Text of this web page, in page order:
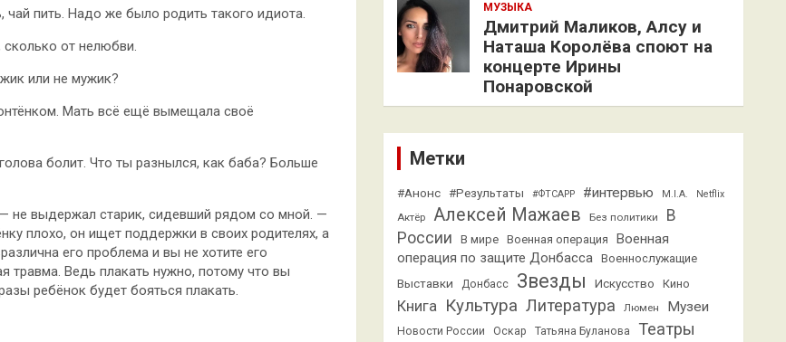
пить. Надо же было родить такого идиота.
от нелюбви.
или не мужик?
Мать всё ещё вымещала своё
болит. Что ты разнылся, как баба? Больше
не выдержал старик, сидевший рядом со мной. —
плохо, он ищет поддержки в своих родителях, а
его проблема и вы не хотите его
травма. Ведь плакать нужно, потому что вы
ребёнок будет бояться плакать.
МУЗЫКА
Дмитрий Маликов, Алсу и
Наташа Королёва споют на
концерте Ирины
Понаровской
Метки
#Анонс #Результаты #ФТСАРР #интервью M.I.A. Netflix
Актёр Алексей Мажаев Без политики
В
России
В мире Военная операция
Военная
операция по защите Донбасса
Военнослужащие
Выставки Донбасс Звезды Искусство Кино
Книга Культура Литература Люмен Музеи
Новости России Оскар Татьяна Буланова Театры